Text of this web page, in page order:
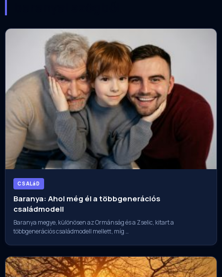
CSALáD
Baranya: Ahol még él a többgenerációs
családmodell
Baranya megye, különösen az Ormánság és a Zselic, kitart a
többgenerációs családmodell mellett, míg …